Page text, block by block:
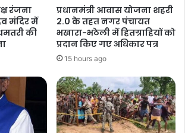
रंजना
मंदिर में
की
प्रधानमंत्री आवास योजना शहरी
2.0 के तहत नगर पंचायत
भखारा-भठेली में हितग्राहियों को
प्रदान किए गए अधिकार पत्र
15 hours ago